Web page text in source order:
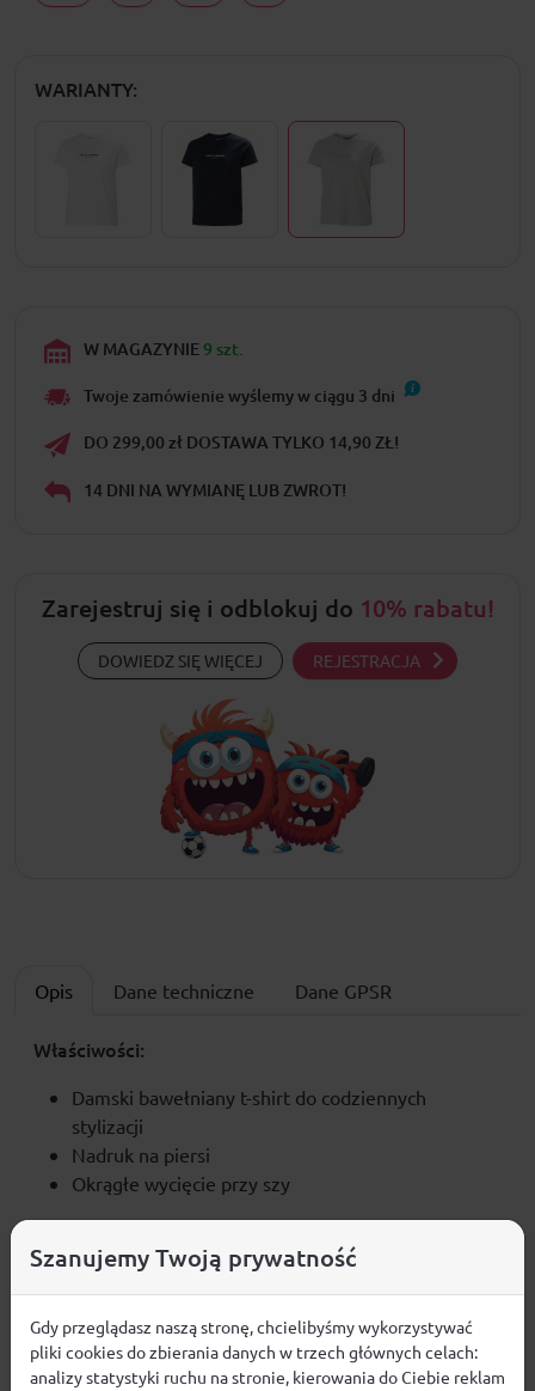
WARIANTY:
W MAGAZYNIE 9 szt.
Twoje zamówienie wyślemy w ciągu 3 dni
DO 299,00 zł DOSTAWA TYLKO 14,90 ZŁ!
14 DNI NA WYMIANĘ LUB ZWROT!
Zarejestruj się i odblokuj do 10% rabatu!
DOWIEDZ SIĘ WIĘCEJ REJESTRACJA
Opis Dane techniczne Dane GPSR
Właściwości:
Damski bawełniany t-shirt do codziennych
stylizacji
Nadruk na piersi
Okrągłe wycięcie przy szy
Materiał zewnętrzny: 100% bawełna
Szanujemy Twoją prywatność
Gdy przeglądasz naszą stronę, chcielibyśmy wykorzystywać
pliki cookies do zbierania danych w trzech głównych celach:
analizy statystyki ruchu na stronie, kierowania do Ciebie reklam